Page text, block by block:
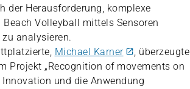
der Herausforderung, komplexe
Beach Volleyball mittels Sensoren
analysieren.
Michael Karner
, überzeugte
Projekt „Recognition of movements on
Innovation und die Anwendung